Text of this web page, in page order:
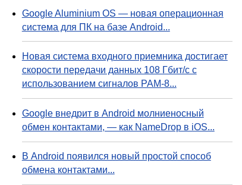
Google Aluminium OS — новая операционная
система для ПК на базе Android...
Новая система входного приемника достигает
скорости передачи данных 108 Гбит/с с
использованием сигналов PAM-8...
Google внедрит в Android молниеносный
обмен контактами, — как NameDrop в iOS...
В Android появился новый простой способ
обмена контактами...